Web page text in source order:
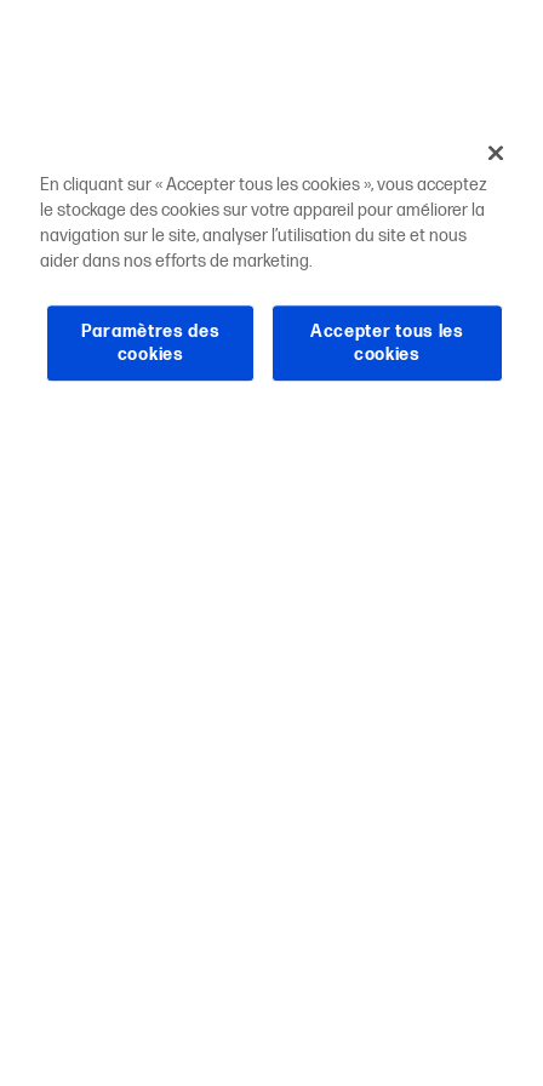
En cliquant sur « Accepter tous les cookies », vous acceptez
le stockage des cookies sur votre appareil pour améliorer la
navigation sur le site, analyser l’utilisation du site et nous
aider dans nos efforts de marketing.
Paramètres des
cookies
Accepter tous les
cookies